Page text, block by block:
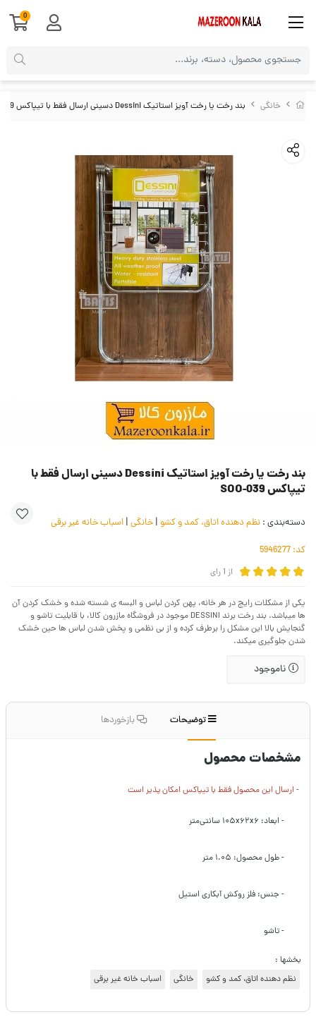
خانگی بند رخت یا رخت آویز استاتیک Dessini دسینی ارسال فقط با تیپاکس SOO-039
بند رخت یا رخت آویز استاتیک Dessini دسینی ارسال فقط با
تیپاکس SOO-039
دسته‌بندی : نظم دهنده اتاق، کمد و کشو | خانگی | اسباب خانه غیر برقی
کد:
از 1رای
یکی از مشکلات رایج در هر خانه، پهن کردن لباس و البسه ی شسته شده و خشک کردن آن
ها میباشد. بند رخت برند DESSINI موجود در فروشگاه مازرون کالا، با قابلیت تاشو و
گنجایش بالا این مشکل را برطرف کرده و از بی نظمی و پخش شدن لباس ها حین خشک
شدن جلوگیری میکند.
ناموجود
توضیحات بازخوردها
مشخصات محصول
- ارسال این محصول فقط با تیپاکس امکان پذیر است
- ابعاد: ۱۰۵x۶۲x۶ سانتی‌متر
- طول محصول: ۱.۰۵ متر
- جنس: فلز روکش آبکاری استیل
- تاشو
بخشها :
نظم دهنده اتاق، کمد و کشو
خانگی اسباب خانه غیر برقی
0